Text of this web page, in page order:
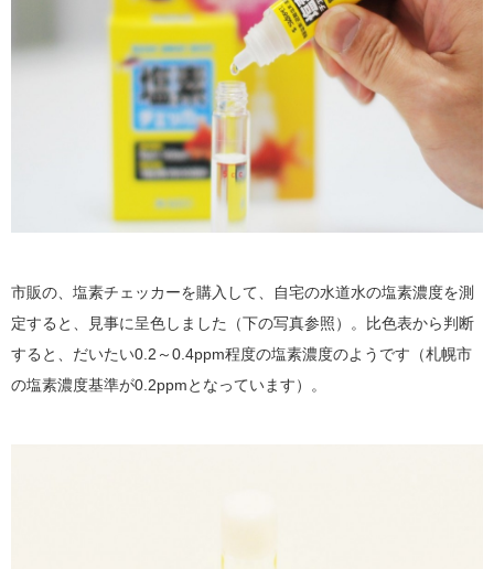
市販の、塩素チェッカーを購入して、自宅の水道水の塩素濃度を測
定すると、見事に呈色しました（下の写真参照）。比色表から判断
すると、だいたい0.2～0.4ppm程度の塩素濃度のようです（札幌市
の塩素濃度基準が0.2ppmとなっています）。